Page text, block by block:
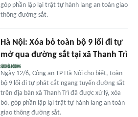
góp phần lập lại trật tự hành lang an toàn giao
thông đường sắt.
Hà Nội: Xóa bỏ toàn bộ 9 lối đi tự
mở qua đường sắt tại xã Thanh Trì
Ngày 12/6, Công an TP Hà Nội cho biết, toàn
bộ 9 lối đi tự phát cắt ngang tuyến đường sắt
trên địa bàn xã Thanh Trì đã được xử lý, xóa
bỏ, góp phần lập lại trật tự hành lang an toàn
giao thông đường sắt.